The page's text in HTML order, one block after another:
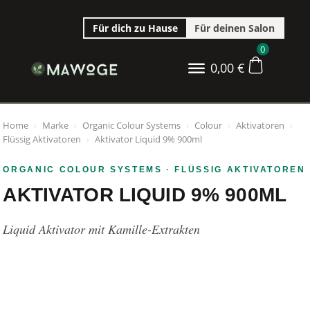
Für dich zu Hause Für deinen Salon
0,00 €
0
Home › Marke › Organic Colour Systems › Colour › Aktivatoren ›
Flüssig Aktivatoren › Aktivator Liquid 9% 900ml
ORGANIC COLOUR SYSTEMS · FLÜSSIG AKTIVATOREN
AKTIVATOR LIQUID 9% 900ML
Liquid Aktivator mit Kamille-Extrakten